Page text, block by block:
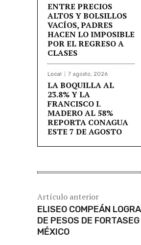
ENTRE PRECIOS
ALTOS Y BOLSILLOS
VACÍOS, PADRES
HACEN LO IMPOSIBLE
POR EL REGRESO A
CLASES
Local 7 agosto, 2026
LA BOQUILLA AL
23.8% Y LA
FRANCISCO I.
MADERO AL 58%
REPORTA CONAGUA
ESTE 7 DE AGOSTO
Artículo anterior
ELISEO COMPEÁN
DE PESOS DE
MÉXICO